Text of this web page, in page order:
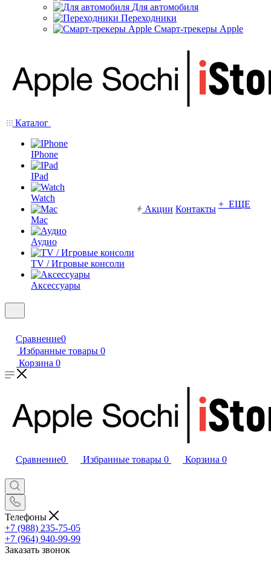
Для автомобиля
Переходники
Смарт-трекеры Apple
Каталог
IPhone
IPad
Watch
Mac
Аудио
TV / Игровые консоли
Аксессуары
Акции Контакты + ЕЩЕ
Сравнение0
Избранные товары 0
Корзина 0
Сравнение0 Избранные товары 0 Корзина 0
Телефоны
+7 (988) 235-75-05
+7 (964) 940-99-99
Заказать звонок